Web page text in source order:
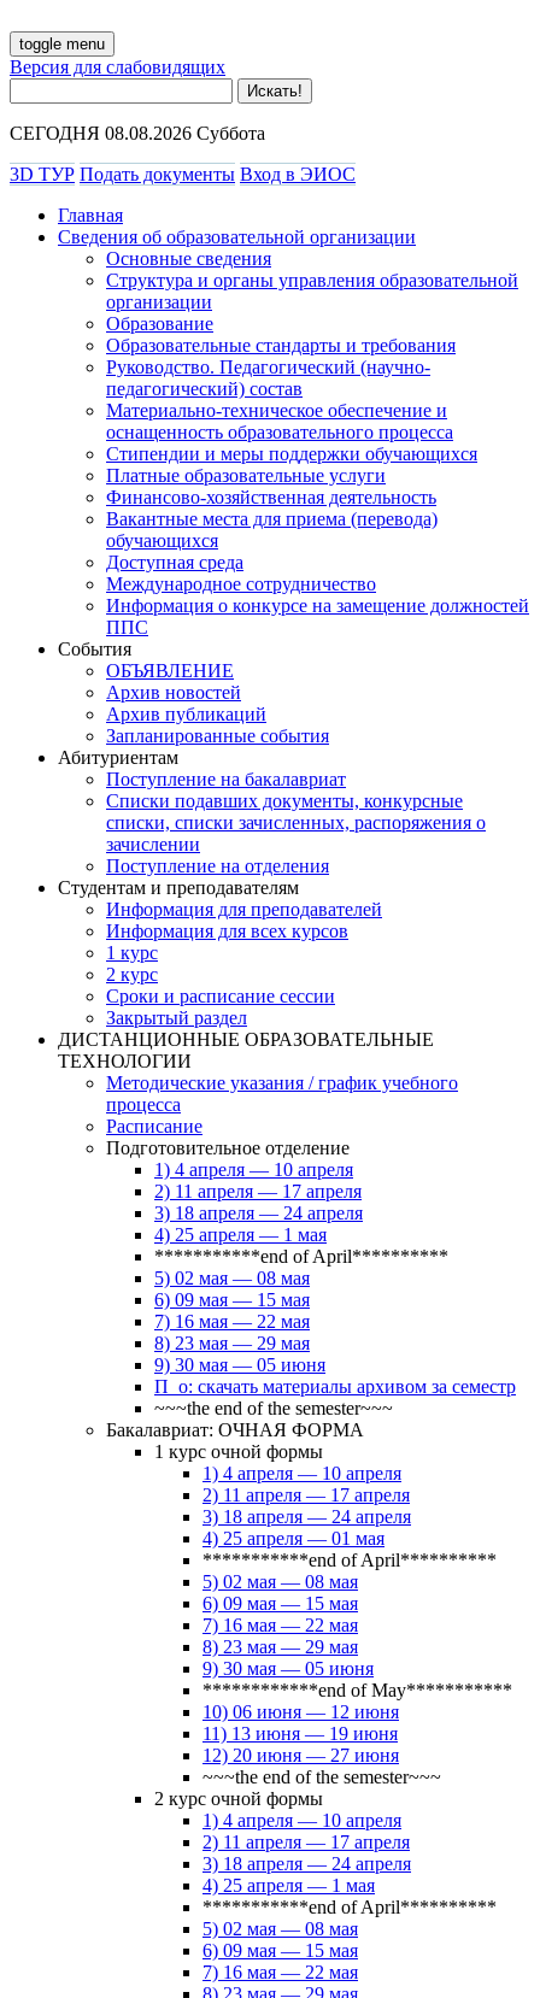
toggle menu
Версия для слабовидящих
СЕГОДНЯ 08.08.2026 Суббота
3D ТУР Подать документы Вход в ЭИОС
Главная
Сведения об образовательной организации
Основные сведения
Структура и органы управления образовательной
организации
Образование
Образовательные стандарты и требования
Руководство. Педагогический (научно-
педагогический) состав
Материально-техническое обеспечение и
оснащенность образовательного процесса
Стипендии и меры поддержки обучающихся
Платные образовательные услуги
Финансово-хозяйственная деятельность
Вакантные места для приема (перевода)
обучающихся
Доступная среда
Международное сотрудничество
Информация о конкурсе на замещение должностей
ППС
События
ОБЪЯВЛЕНИЕ
Архив новостей
Архив публикаций
Запланированные события
Абитуриентам
Поступление на бакалавриат
Списки подавших документы, конкурсные
списки, списки зачисленных, распоряжения о
зачислении
Поступление на отделения
Студентам и преподавателям
Информация для преподавателей
Информация для всех курсов
1 курс
2 курс
Сроки и расписание сессии
Закрытый раздел
ДИСТАНЦИОННЫЕ ОБРАЗОВАТЕЛЬНЫЕ
ТЕХНОЛОГИИ
Методические указания / график учебного
процесса
Расписание
Подготовительное отделение
1) 4 апреля — 10 апреля
2) 11 апреля — 17 апреля
3) 18 апреля — 24 апреля
4) 25 апреля — 1 мая
***********end of April**********
5) 02 мая — 08 мая
6) 09 мая — 15 мая
7) 16 мая — 22 мая
8) 23 мая — 29 мая
9) 30 мая — 05 июня
П_о: скачать материалы архивом за семестр
~~~the end of the semester~~~
Бакалавриат: ОЧНАЯ ФОРМА
1 курс очной формы
1) 4 апреля — 10 апреля
2) 11 апреля — 17 апреля
3) 18 апреля — 24 апреля
4) 25 апреля — 01 мая
***********end of April**********
5) 02 мая — 08 мая
6) 09 мая — 15 мая
7) 16 мая — 22 мая
8) 23 мая — 29 мая
9) 30 мая — 05 июня
************end of May***********
10) 06 июня — 12 июня
11) 13 июня — 19 июня
12) 20 июня — 27 июня
~~~the end of the semester~~~
2 курс очной формы
1) 4 апреля — 10 апреля
2) 11 апреля — 17 апреля
3) 18 апреля — 24 апреля
4) 25 апреля — 1 мая
***********end of April**********
5) 02 мая — 08 мая
6) 09 мая — 15 мая
7) 16 мая — 22 мая
8) 23 мая — 29 мая